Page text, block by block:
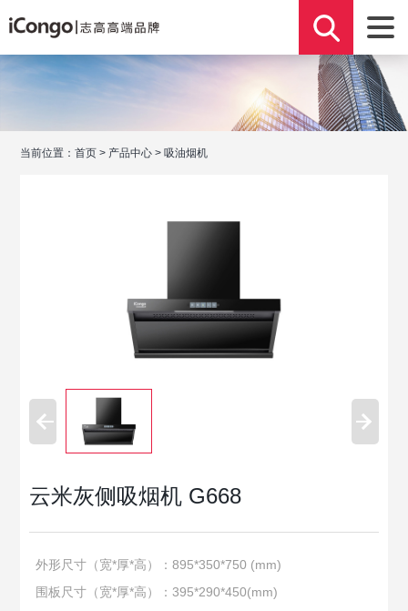
当前位置：首页 > 产品中心 >吸油烟机
云米灰侧吸烟机 G668
外形尺寸（宽*厚*高）：895*350*750 (mm)
围板尺寸（宽*厚*高）：395*290*450(mm)